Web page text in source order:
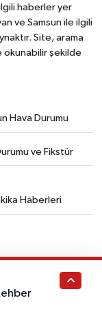
haberler yer
ve Samsun ile ilgili
Site, arama
okunabilir şekilde
Hava Durumu
ve Fikstür
Haberleri